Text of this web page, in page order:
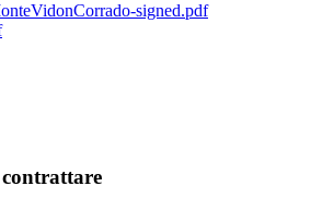
signed.pdf